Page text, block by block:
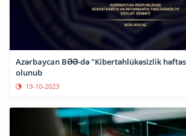
Azərbaycan BƏƏ-də "Kibertəhlükəsizlik
olunub
19-10-2023